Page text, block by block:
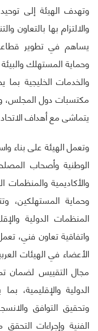
وتهدف الهيئة إلى
والالتزام بها بالتعاون
يساهم في تطوير
وحماية المستهلك
والخدمات الخليجية
مكتسبات دول المجلس،
يتماشى مع أهداف
وتعمل الهيئة على بناء
الوطنية وأصحاب
والأكاديمية والمنظمات
وحماية
واتفاقية تعاون فني،
الأعضاء في الهيئات
مجال التقييس لضمان
الدولية والإقليمية،
وتحقيق التوافق
الفنية وإجراءات